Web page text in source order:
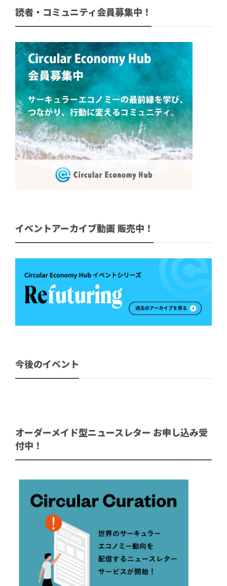
読者・コミュニティ会員募集中！
イベントアーカイブ動画 販売中！
今後のイベント
オーダーメイド型ニュースレター お申し込み受
付中！